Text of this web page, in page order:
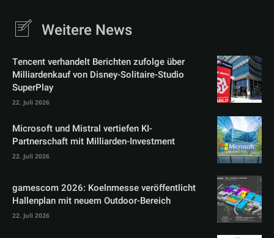
Weitere News
Tencent verhandelt Berichten zufolge über
Milliardenkauf von Disney-Solitaire-Studio
SuperPlay
22. Juli 2026
Microsoft und Mistral vertiefen KI-
Partnerschaft mit Milliarden-Investment
22. Juli 2026
gamescom 2026: Koelnmesse veröffentlicht
Hallenplan mit neuem Outdoor-Bereich
22. Juli 2026